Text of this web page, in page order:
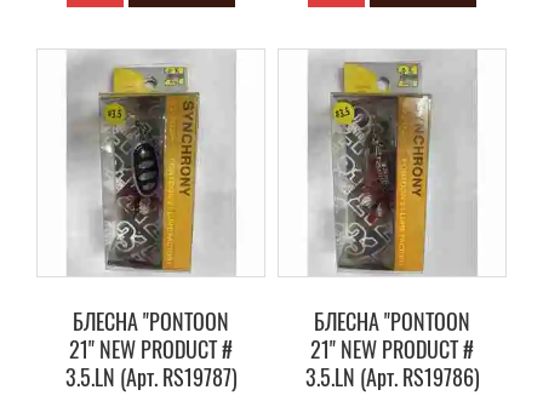
БЛЕСНА "PONTOON
21" NEW PRODUCT #
3.5.LN (Арт. RS19787)
БЛЕСНА "PONTOON
21" NEW PRODUCT #
3.5.LN (Арт. RS19786)